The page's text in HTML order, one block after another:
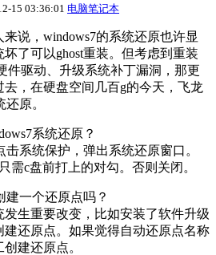
15 03:36:01 电脑笔记本
说，windows7的系统还原也许显
了可以ghost重装。但考虑到重装
件驱动、升级系统补丁漏洞，那更
，在硬盘空间几百g的今天，飞龙
原。
系统还原？
系统保护，弹出系统还原窗口。
需c盘前打上的对勾。否则关闭。
建一个还原点吗？
生重要改变，比如安装了软件升级
还原点。如果觉得自动还原点名称
建还原点。